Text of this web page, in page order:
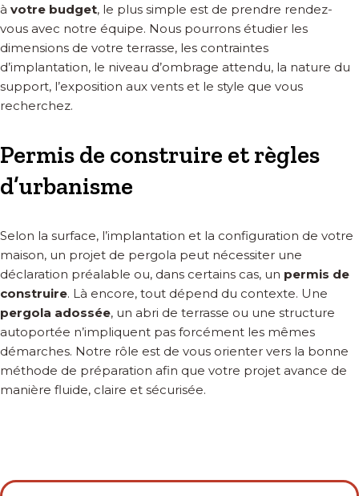
à votre budget, le plus simple est de prendre rendez-
vous avec notre équipe. Nous pourrons étudier les
dimensions de votre terrasse, les contraintes
d’implantation, le niveau d’ombrage attendu, la nature du
support, l’exposition aux vents et le style que vous
recherchez.
Permis de construire et règles
d’urbanisme
Selon la surface, l’implantation et la configuration de votre
maison, un projet de pergola peut nécessiter une
déclaration préalable ou, dans certains cas, un permis de
construire. Là encore, tout dépend du contexte. Une
pergola adossée, un abri de terrasse ou une structure
autoportée n’impliquent pas forcément les mêmes
démarches. Notre rôle est de vous orienter vers la bonne
méthode de préparation afin que votre projet avance de
manière fluide, claire et sécurisée.